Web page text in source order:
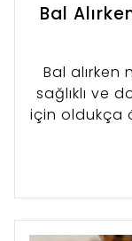
Bal
Bal alırken
sağlıklı ve
için oldukça
ayırt
nedenle